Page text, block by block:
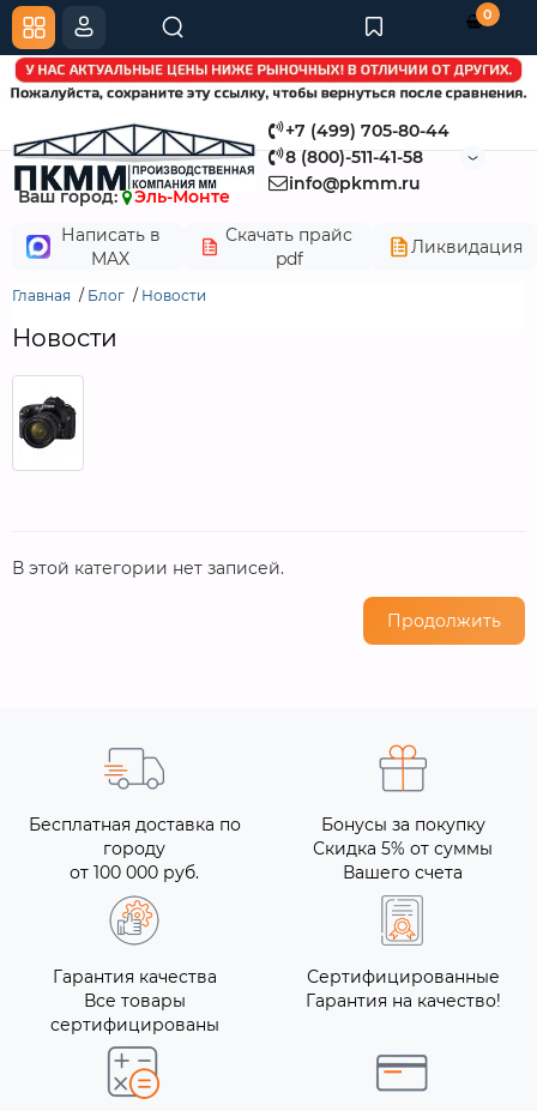
+7 (499) 705-80-44
8 (800)-511-41-58
info@pkmm.ru
Ваш город:
Эль-Монте
Написать в
MAX
Скачать прайс
pdf
Ликвидация
0
Главная Блог Новости
Новости
В этой категории нет записей.
Продолжить
Бесплатная доставка по
городу
от 100 000 руб.
Бонусы за покупку
Скидка 5% от суммы
Вашего счета
Гарантия качества
Все товары
сертифицированы
Сертифицированные
Гарантия на качество!